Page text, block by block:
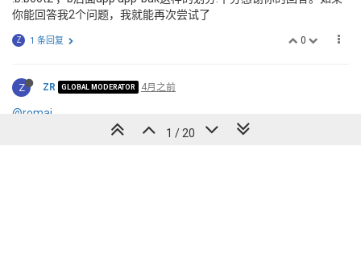
你能回答我2个问题，我就能再次尝试了
0
Z 1 条回复
Z ZR GLOBAL MODERATOR 4月之前
@romai
1 / 20